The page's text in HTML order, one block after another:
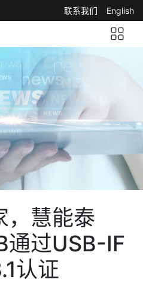
联系我们 English
，慧能泰
通过USB-IF
认证